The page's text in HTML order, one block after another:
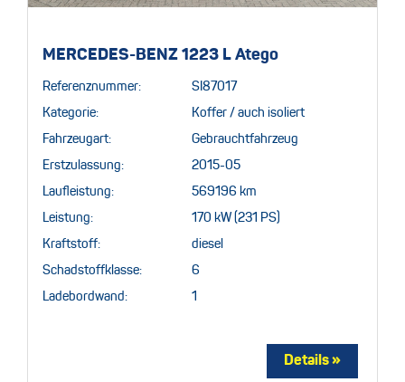
MERCEDES-BENZ 1223 L Atego
Referenznummer: SI87017
Kategorie: Koffer / auch isoliert
Fahrzeugart: Gebrauchtfahrzeug
Erstzulassung: 2015-05
Laufleistung: 569196 km
Leistung: 170 kW (231 PS)
Kraftstoff: diesel
Schadstoffklasse: 6
Ladebordwand: 1